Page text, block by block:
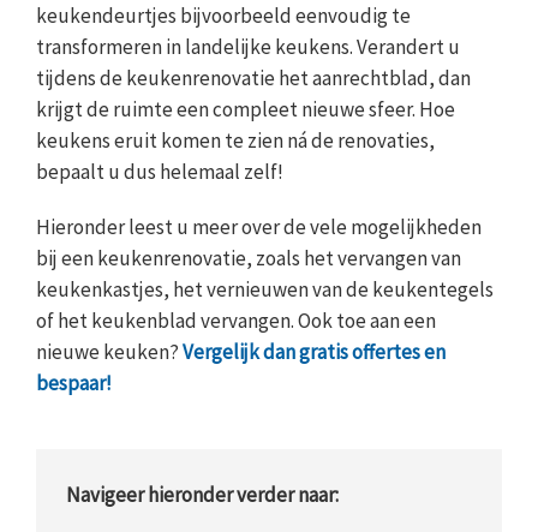
keukendeurtjes bijvoorbeeld eenvoudig te
transformeren in landelijke keukens. Verandert u
tijdens de keukenrenovatie het aanrechtblad, dan
krijgt de ruimte een compleet nieuwe sfeer. Hoe
keukens eruit komen te zien ná de renovaties,
bepaalt u dus helemaal zelf!
Hieronder leest u meer over de vele mogelijkheden
bij een keukenrenovatie, zoals het vervangen van
keukenkastjes, het vernieuwen van de keukentegels
of het keukenblad vervangen. Ook toe aan een
nieuwe keuken?Vergelijk dan gratis offertes en
bespaar!
Navigeer hieronder verder naar: